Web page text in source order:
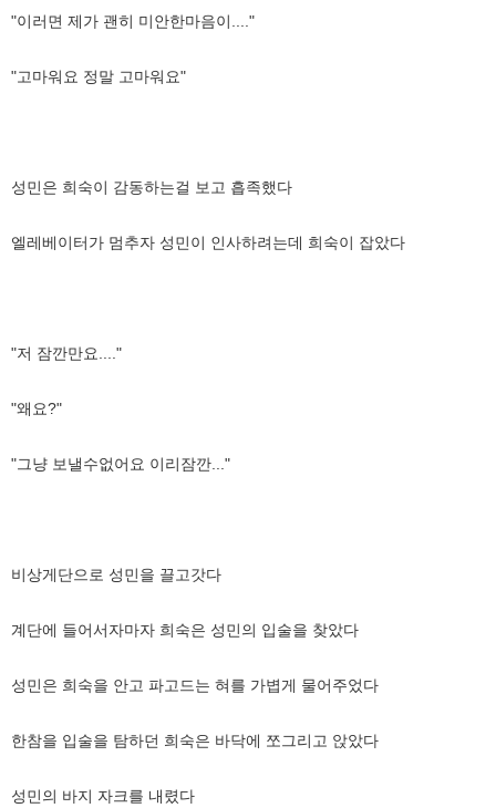
"이러면 제가 괜히 미안한마음이...."
"고마워요 정말 고마워요"
성민은 희숙이 감동하는걸 보고 흡족했다
엘레베이터가 멈추자 성민이 인사하려는데 희숙이 잡았다
"저 잠깐만요...."
"왜요?"
"그냥 보낼수없어요 이리잠깐..."
비상게단으로 성민을 끌고갓다
계단에 들어서자마자 희숙은 성민의 입술을 찾았다
성민은 희숙을 안고 파고드는 혀를 가볍게 물어주었다
한참을 입술을 탐하던 희숙은 바닥에 쪼그리고 앉았다
성민의 바지 자크를 내렸다